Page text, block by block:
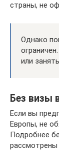
страны, не
Однако
или
Без визы
Если вы
Европы, не
Подробнее
рассмотрены